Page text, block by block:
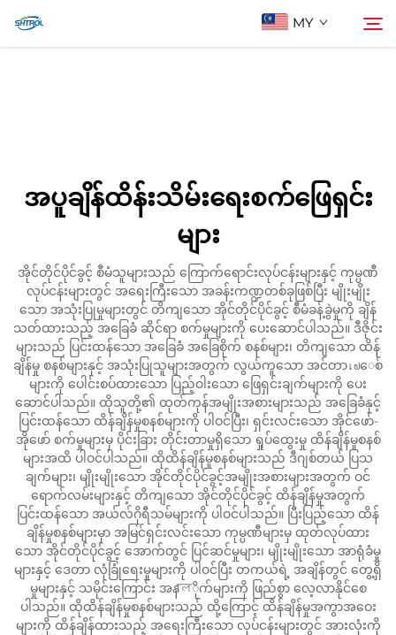
MY
အီးမေးလ်ဖြင့် ဆက်သွယ်ပါ
အပူချိန်ထိန်းသိမ်းရေးစက်ဖြေရှင်း
များ
အိုင်တိုင်ပိုင်ခွင့် စီမံသူများသည် ကြောက်ရောင်းလုပ်ငန်းများနှင့် ကုမ္ပဏီ
လုပ်ငန်းများတွင် အရေးကြီးသော အခန်းကဏ္ဍတစ်ခုဖြစ်ပြီး မျိုးမျိုး
သော အသုံးပြုမှုများတွင် တိကျသော အိုင်တိုင်ပိုင်ခွင့် စီမံခန့်ခွဲမှုကို ချိန်
သတ်ထားသည့် အခြေခံ ဆိုင်ရာ စက်မှုများကို ပေးဆောင်ပါသည်။ ဒီဇိုင်း
များသည် ပြင်းထန်သော အခြေခံ အခြေစိုက် စနစ်များ၊ တိကျသော ထိန်
ချိန်မှု စနစ်များနှင့် အသုံးပြုသူများအတွက် လွယ်ကူသော အင်တာเฟေစ်
များကို ပေါင်းစပ်ထားသော ပြည့်ဝါးသော ဖြေရှင်းချက်များကို ပေး
ဆောင်ပါသည်။ ထိုသူတို့၏ ထုတ်ကုန်အမျိုးအစားများသည် အခြေခံနှင့်
ပြင်းထန်သော ထိန်ချိန်မှုစနစ်များကို ပါဝင်ပြီး၊ ရှင်းလင်းသော အိုင်ဖော်-
အိုဖော် စက်မှုများမှ ပိုင်းခြား တိုင်းတာမှုရှိသော ရှုပ်ထွေးမှု ထိန်ချိန်မှုစနစ်
များအထိ ပါဝင်ပါသည်။ ထိုထိန်ချိန်မှုစနစ်များသည် ဒီဂျစ်တယ် ပြသ
ချက်များ၊ မျိုးမျိုးသော အိုင်တိုင်ပိုင်ခွင့်အမျိုးအစားများအတွက် ဝင်
ရောက်လမ်းများနှင့် တိကျသော အိုင်တိုင်ပိုင်ခွင့် ထိန်ချိန်မှုအတွက်
ပြင်းထန်သော အယ်လ်ဂိုရီသမ်များကို ပါဝင်ပါသည်။ ပြီးပြည့်သော ထိန်
ချိန်မှုစနစ်များမှာ အမြင်ရှင်းလင်းသော ကုမ္ပဏီများမှ ထုတ်လုပ်ထား
သော အိုင်တိုင်ပိုင်ခွင့် အောက်တွင် ပြင်ဆင်မှုများ၊ မျိုးမျိုးသော အာရုံခံမှု
များနှင့် ဒေတာ လုံခြုံရေးမှုများကို ပါဝင်ပြီး တကယ်ရဲ့ အချိန်တွင် တွေ့ရှိ
မှုများနှင့် သမိုင်းကြောင်း အနালိုက်များကို ဖြည်စွာ လေ့လာနိုင်စေ
ပါသည်။ ထိုထိန်ချိန်မှုစနစ်များသည် ထို့ကြောင့် ထိန်ချိန်မှုအကွာအဝေး
များကို ထိန်ချိန်ထားသည့် အရေးကြီးသော လုပ်ငန်းများတွင် အားလုံးကို